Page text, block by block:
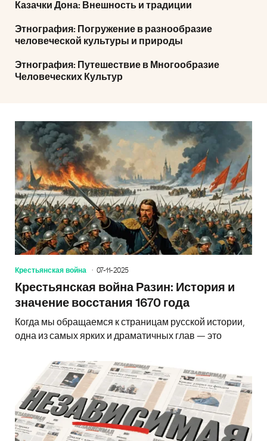
Казачки Дона: Внешность и традиции
Этнография: Погружение в разнообразие
человеческой культуры и природы
Этнография: Путешествие в Многообразие
Человеческих Культур
Крестьянская война 07-11-2025
Крестьянская война Разин: История и
значение восстания 1670 года
Когда мы обращаемся к страницам русской истории,
одна из самых ярких и драматичных глав — это